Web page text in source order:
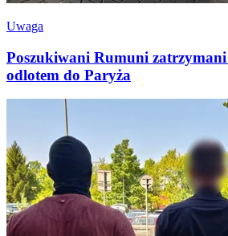
Uwaga
Poszukiwani Rumuni
odlotem do Paryża